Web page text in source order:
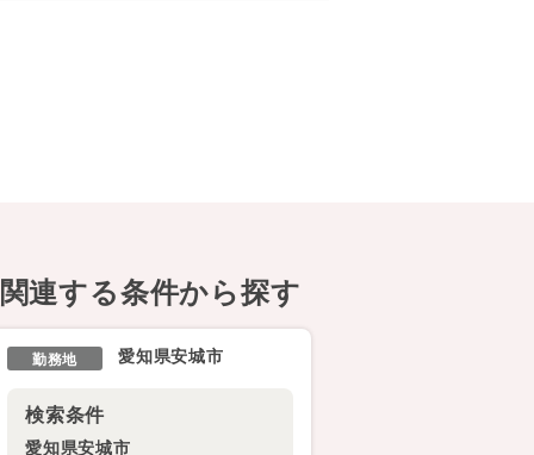
関連する条件から探す
勤務地 愛知県安城市
検索条件
愛知県安城市